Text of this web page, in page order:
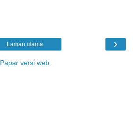
›
Laman utama
Papar versi web